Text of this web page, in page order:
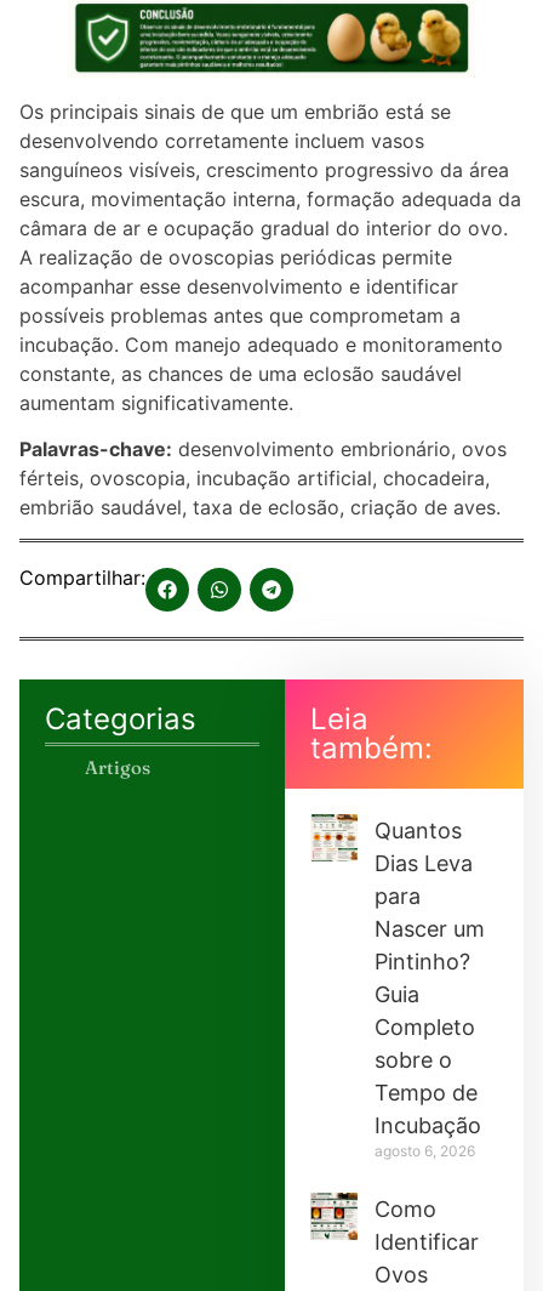
Os principais sinais de que um embrião está se
desenvolvendo corretamente incluem vasos
sanguíneos visíveis, crescimento progressivo da área
escura, movimentação interna, formação adequada da
câmara de ar e ocupação gradual do interior do ovo.
A realização de ovoscopias periódicas permite
acompanhar esse desenvolvimento e identificar
possíveis problemas antes que comprometam a
incubação. Com manejo adequado e monitoramento
constante, as chances de uma eclosão saudável
aumentam significativamente.
Palavras-chave: desenvolvimento embrionário, ovos
férteis, ovoscopia, incubação artificial, chocadeira,
embrião saudável, taxa de eclosão, criação de aves.
Compartilhar:
Categorias
Artigos
Leia
também:
Quantos
Dias Leva
para
Nascer um
Pintinho?
Guia
Completo
sobre o
Tempo de
Incubação
agosto 6, 2026
Como
Identificar
Ovos